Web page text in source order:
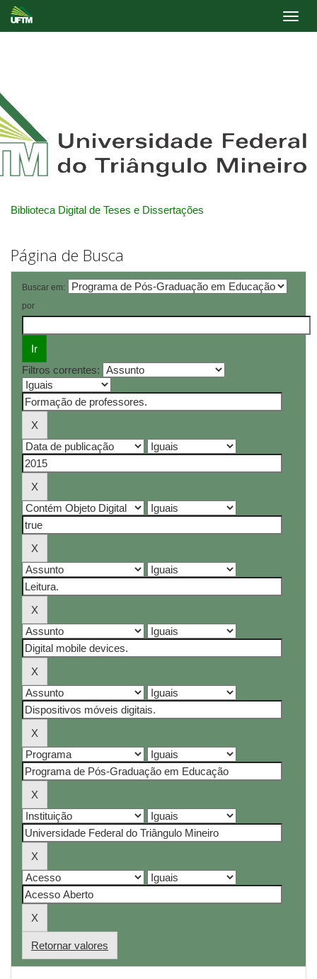
Biblioteca Digital de Teses e Dissertações
Página de Busca
Buscar em:
por
Filtros correntes:
Retornar valores